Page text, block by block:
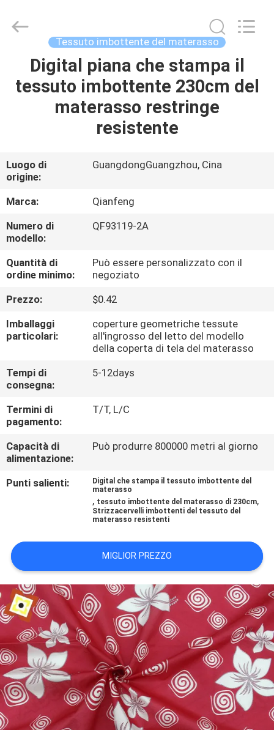
CASA
PRODOTTI
VR
CIRCA
NOI
GIRO
DELLA
FABBRICA
CONTROLLO
DI
QUALITÀ
CONTATTICI
NOTIZIE
CITAZIONE
MAPPA
DEL
SITO
PRIVACY
POLICY
Tessuto imbottente del materasso
Digital piana che stampa il
tessuto imbottente 230cm del
materasso restringe
resistente
Luogo di
origine:
GuangdongGuangzhou, Cina
Marca:
Qianfeng
Numero di
modello:
QF93119-2A
Quantità di
ordine minimo:
Può essere personalizzato con il
negoziato
Prezzo:
$0.42
Imballaggi
particolari:
coperture geometriche tessute
all'ingrosso del letto del modello
della coperta di tela del materasso
Tempi di
consegna:
5-12days
Termini di
pagamento:
T/T, L/C
Capacità di
alimentazione:
Può produrre 800000 metri al giorno
Punti salienti:
Digital che stampa il tessuto imbottente del
materasso
, tessuto imbottente del materasso di 230cm,
Strizzacervelli imbottenti del tessuto del
materasso resistenti
MIGLIOR PREZZO